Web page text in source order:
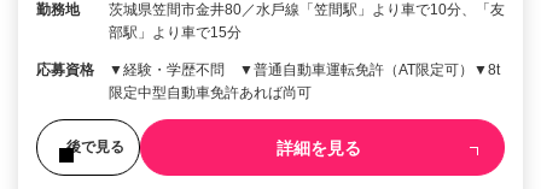
勤務地
茨城県笠間市⾦井80／⽔⼾線「笠間駅」より⾞で10分、「友
部駅」より⾞で15分
応募資格
▼経験・学歴不問 ▼普通⾃動⾞運転免許（AT限定可）▼8t
限定中型⾃動⾞免許あれば尚可
後で見る 詳細を見る